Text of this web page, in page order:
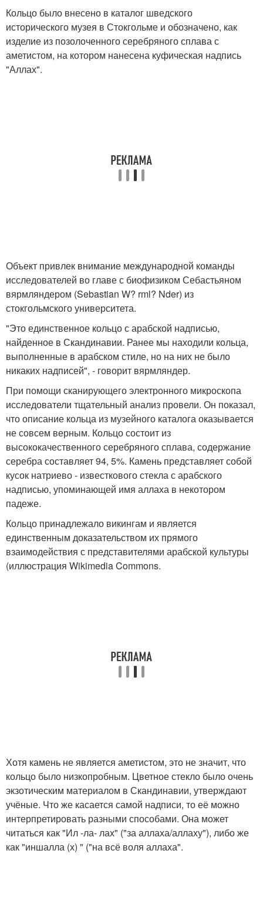
Кольцо было внесено в каталог шведского
исторического музея в Стокгольме и обозначено, как
изделие из позолоченного серебряного сплава с
аметистом, на котором нанесена куфическая надпись
"Аллах".
Объект привлек внимание международной команды
исследователей во главе с биофизиком Себастьяном
вярмляндером (Sebastian W? rml? Nder) из
стокгольмского университета.
"Это единственное кольцо с арабской надписью,
найденное в Скандинавии. Ранее мы находили кольца,
выполненные в арабском стиле, но на них не было
никаких надписей", - говорит вярмляндер.
При помощи сканирующего электронного микроскопа
исследователи тщательный анализ провели. Он показал,
что описание кольца из музейного каталога оказывается
не совсем верным. Кольцо состоит из
высококачественного серебряного сплава, содержание
серебра составляет 94, 5%. Камень представляет собой
кусок натриево - известкового стекла с арабского
надписью, упоминающей имя аллаха в некотором
падеже.
Кольцо принадлежало викингам и является
единственным доказательством их прямого
взаимодействия с представителями арабской культуры
(иллюстрация Wikimedia Commons.
Хотя камень не является аметистом, это не значит, что
кольцо было низкопробным. Цветное стекло было очень
экзотическим материалом в Скандинавии, утверждают
учёные. Что же касается самой надписи, то её можно
интерпретировать разными способами. Она может
читаться как "Ил -ла- лах" ("за аллаха/аллаху"), либо же
как "иншалла (х) " ("на всё воля аллаха".